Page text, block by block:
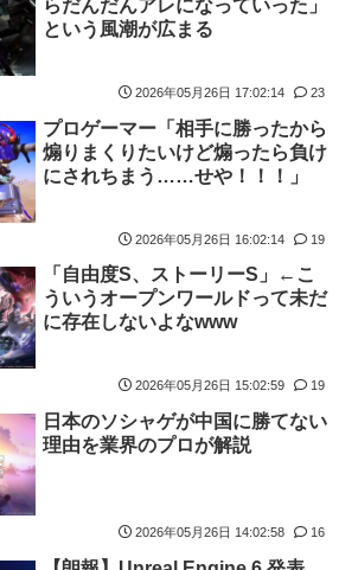
。中国重慶市で珍しい事故が撮影される。
万円の最新フィギュア、ガチで作り込みが
ぎる 第3話
レオンさん、早速パクリゲーが任天堂スト
……
営記183-雑談所ネタ118 懺悔小ネタ「創刻
+埋めネタ「ファイアホイールTCG・その
、Claude Codeまで手出してるんか…『も
』
手に入れたんだけど……これ必要だっ
グ始めたけど難しい
クハラをします」
の「武人系敵幹部」に付きまといがちな疑
らだんだんアレになっていった」
という風潮が広まる
2026年05月26日 17:02:14 23
プロゲーマー「相手に勝ったから
煽りまくりたいけど煽ったら負け
にされちまう……せや！！！」
2026年05月26日 16:02:14 19
「自由度S、ストーリーS」←こ
ういうオープンワールドって未だ
に存在しないよなwww
2026年05月26日 15:02:59 19
日本のソシャゲが中国に勝てない
理由を業界のプロが解説
2026年05月26日 14:02:58 16